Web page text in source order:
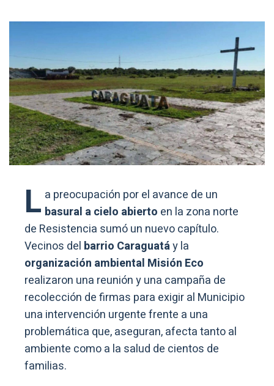
L a preocupación por el avance de un
basural a cielo abierto en la zona norte
de Resistencia sumó un nuevo capítulo.
Vecinos del barrio Caraguatáy la
organización ambiental Misión Eco
realizaron una reunión y una campaña de
recolección de firmas para exigir al Municipio
una intervención urgente frente a una
problemática que, aseguran, afecta tanto al
ambiente como a la salud de cientos de
familias.